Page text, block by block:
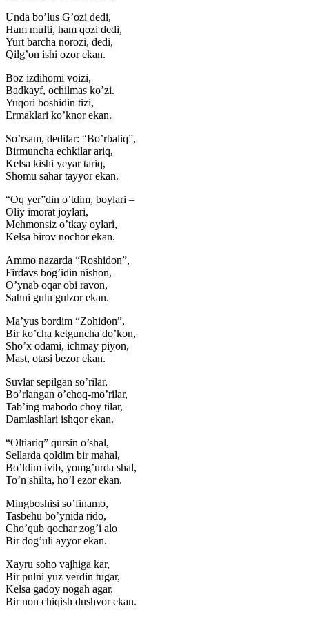
Unda bo’lus G’ozi dedi,
Ham mufti, ham qozi dedi,
Yurt barcha norozi, dedi,
Qilg’on ishi ozor ekan.
Boz izdihomi voizi,
Badkayf, ochilmas ko’zi.
Yuqori boshidin tizi,
Ermaklari ko’knor ekan.
So’rsam, dedilar: “Bo’rbaliq”,
Birmuncha echkilar ariq,
Kelsa kishi yeyar tariq,
Shomu sahar tayyor ekan.
“Oq yer”din o’tdim, boylari –
Oliy imorat joylari,
Mehmonsiz o’tkay oylari,
Kelsa birov nochor ekan.
Ammo nazarda “Roshidon”,
Firdavs bog’idin nishon,
O’ynab oqar obi ravon,
Sahni gulu gulzor ekan.
Ma’yus bordim “Zohidon”,
Bir ko’cha ketguncha do’kon,
Sho’x odami, ichmay piyon,
Mast, otasi bezor ekan.
Suvlar sepilgan so’rilar,
Bo’rlangan o’choq-mo’rilar,
Tab’ing mabodo choy tilar,
Damlashlari ishqor ekan.
“Oltiariq” qursin o’shal,
Sellarda qoldim bir mahal,
Bo’ldim ivib, yomg’urda shal,
To’n shilta, ho’l ezor ekan.
Mingboshisi so’finamo,
Tasbehu bo’ynida rido,
Cho’qub qochar zog’i alo
Bir dog’uli ayyor ekan.
Xayru soho vajhiga kar,
Bir pulni yuz yerdin tugar,
Kelsa gadoy nogah agar,
Bir non chiqish dushvor ekan.